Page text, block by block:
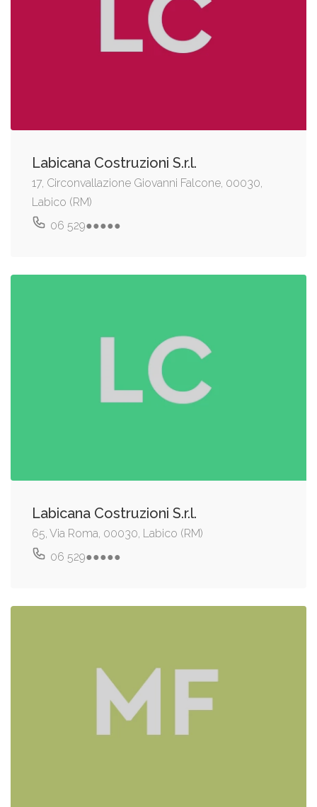
Labicana Costruzioni S.r.l.
17, Circonvallazione Giovanni Falcone, 00030,
Labico (RM)
06 529●●●●●
Labicana Costruzioni S.r.l.
65, Via Roma, 00030, Labico (RM)
06 529●●●●●